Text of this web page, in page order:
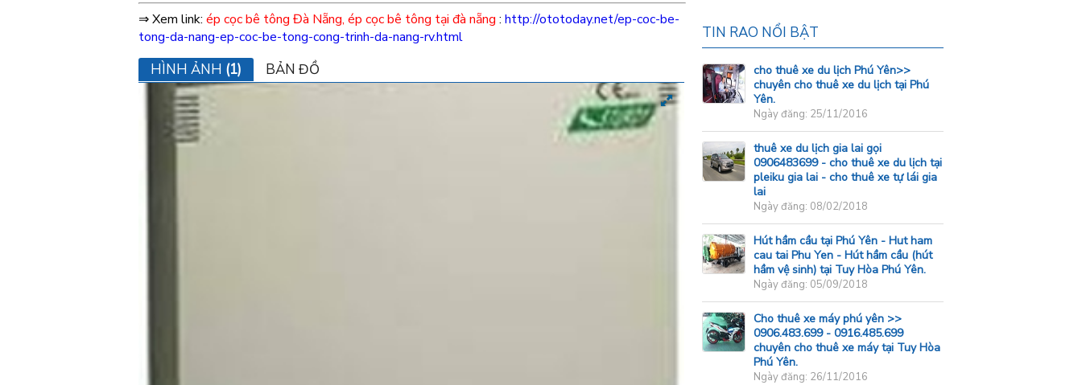
⇒ Xem link: ép cọc bê tông Đà Nẵng, ép cọc bê tông tại đà nẵng : http://ototoday.net/ep-coc-be-
tong-da-nang-ep-coc-be-tong-cong-trinh-da-nang-rv.html
HÌNH ẢNH (1) BẢN ĐỒ
TIN RAO NỔI BẬT
cho thuê xe du lịch Phú Yên>>
chuyên cho thuê xe du lịch tại Phú
Yên.
Ngày đăng: 25/11/2016
thuê xe du lịch gia lai gọi
0906483699 - cho thuê xe du lịch tại
pleiku gia lai - cho thuê xe tự lái gia
lai
Ngày đăng: 08/02/2018
Hút hầm cầu tại Phú Yên - Hut ham
cau tai Phu Yen - Hút hầm cầu (hút
hầm vệ sinh) tại Tuy Hòa Phú Yên.
Ngày đăng: 05/09/2018
Cho thuê xe máy phú yên >>
0906.483.699 - 0916.485.699
chuyên cho thuê xe máy tại Tuy Hòa
Phú Yên.
Ngày đăng: 26/11/2016